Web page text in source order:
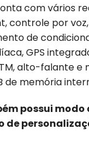
com vários
controle por
de
GPS
alto-falante e
de memória
possui modo
de